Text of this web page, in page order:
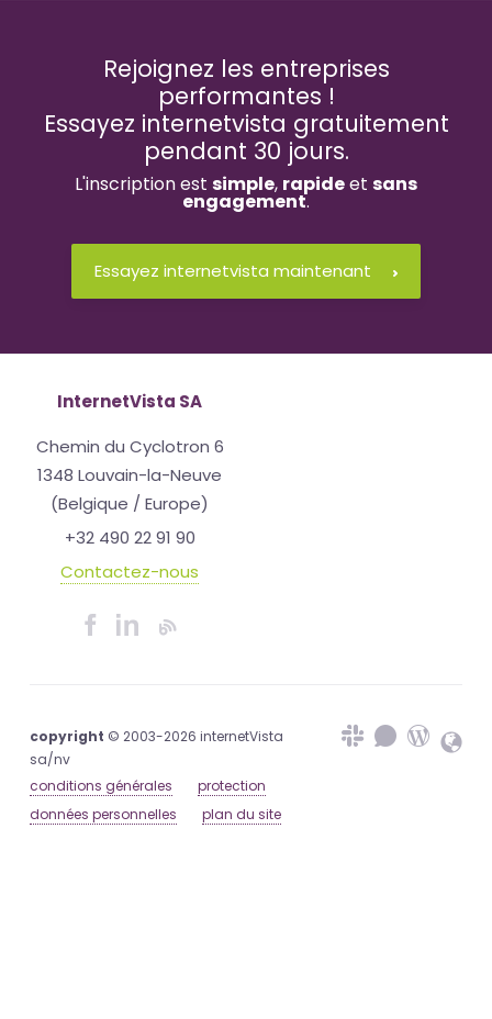
Rejoignez les entreprises
performantes !
Essayez internetvista gratuitement
pendant 30 jours.
L'inscription est simple, rapideet sans
engagement.
Essayez internetvista maintenant
InternetVista SA
Chemin du Cyclotron 6
1348 Louvain-la-Neuve
(Belgique / Europe)
+32 490 22 91 90
Contactez-nous
copyright © 2003-2026 internetVista
sa/nv
conditions générales
protection
données personnelles
plan du site